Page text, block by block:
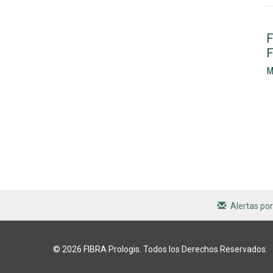
Alertas
© 2026 FIBRA Prologis . Todos los Derechos Reservados.